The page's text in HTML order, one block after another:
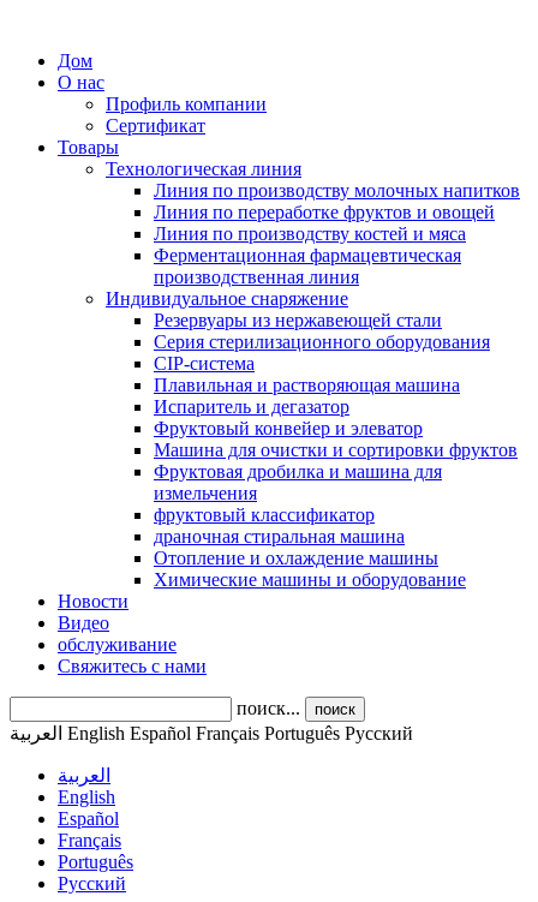
Дом
О нас
Профиль компании
Сертификат
Товары
Технологическая линия
Линия по производству молочных напитков
Линия по переработке фруктов и овощей
Линия по производству костей и мяса
Ферментационная фармацевтическая
производственная линия
Индивидуальное снаряжение
Резервуары из нержавеющей стали
Серия стерилизационного оборудования
CIP-система
Плавильная и растворяющая машина
Испаритель и дегазатор
Фруктовый конвейер и элеватор
Машина для очистки и сортировки фруктов
Фруктовая дробилка и машина для
измельчения
фруктовый классификатор
драночная стиральная машина
Отопление и охлаждение машины
Химические машины и оборудование
Новости
Видео
обслуживание
Свяжитесь с нами
поиск... поиск
English Español Français Português Pусский
العربية
English
Español
Français
Português
Pусский